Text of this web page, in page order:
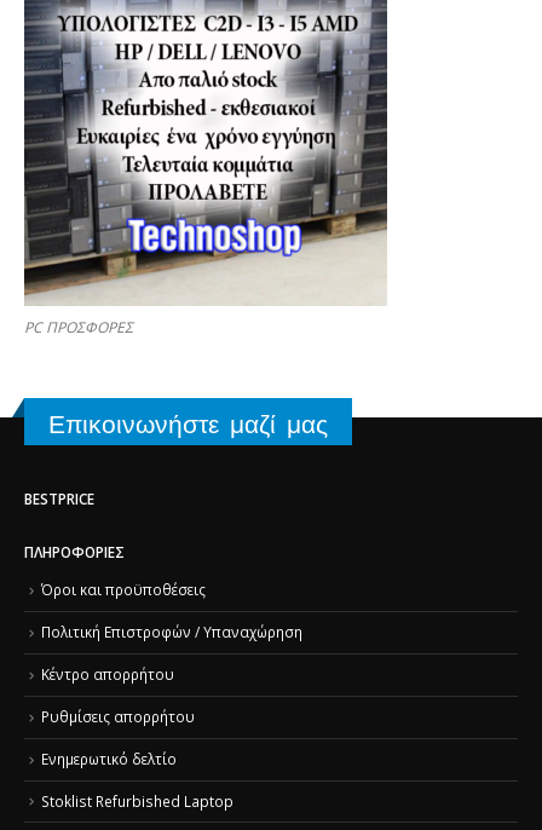
PC ΠΡΟΣΦΟΡΕΣ
Επικοινωνήστε μαζί μας
BESTPRICE
ΠΛΗΡΟΦΟΡΊΕΣ
Όροι και προϋποθέσεις
Πολιτική Επιστροφών / Υπαναχώρηση
Κέντρο απορρήτου
Ρυθμίσεις απορρήτου
Ενημερωτικό δελτίο
Stoklist Refurbished Laptop